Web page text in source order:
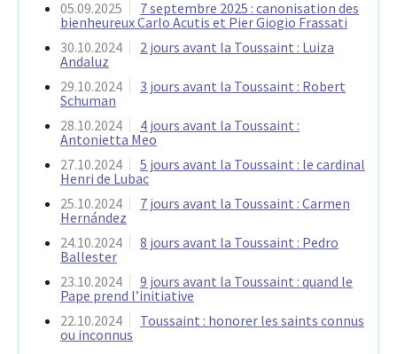
05.09.2025
7 septembre 2025 : canonisation des
bienheureux Carlo Acutis et Pier Giogio Frassati
30.10.2024
2 jours avant la Toussaint : Luiza
Andaluz
29.10.2024
3 jours avant la Toussaint : Robert
Schuman
28.10.2024
4 jours avant la Toussaint :
Antonietta Meo
27.10.2024
5 jours avant la Toussaint : le cardinal
Henri de Lubac
25.10.2024
7 jours avant la Toussaint : Carmen
Hernández
24.10.2024
8 jours avant la Toussaint : Pedro
Ballester
23.10.2024
9 jours avant la Toussaint : quand le
Pape prend l’initiative
22.10.2024
Toussaint : honorer les saints connus
ou inconnus